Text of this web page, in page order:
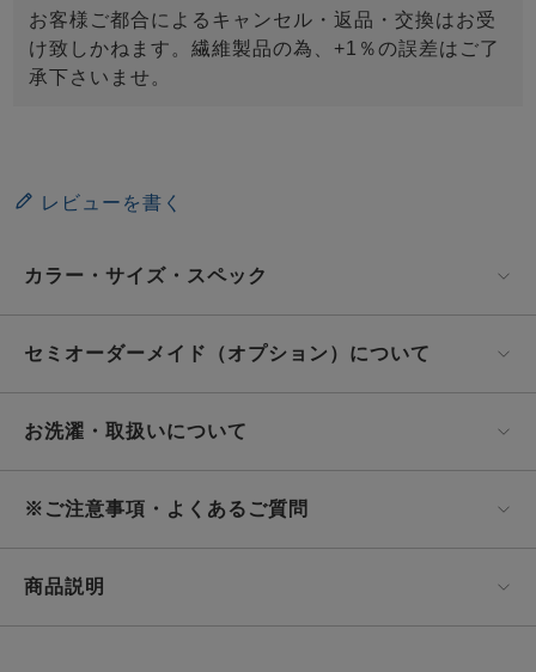
お客様ご都合によるキャンセル・返品・交換はお受
け致しかねます。繊維製品の為、+1％の誤差はご了
承下さいませ。
レビューを書く
カラー・サイズ・スペック
セミオーダーメイド（オプション）について
お洗濯・取扱いについて
※ご注意事項・よくあるご質問
商品説明